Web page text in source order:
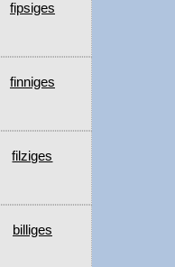
fipsiges
finniges
filziges
billiges